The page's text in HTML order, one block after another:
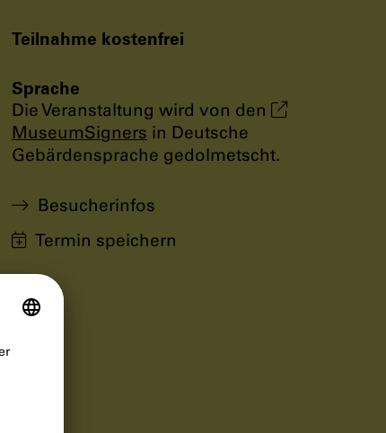
Teilnahme kostenfrei
Sprache
Die Veranstaltung wird von den
MuseumSigners in Deutsche
Gebärdensprache gedolmetscht.
Besucherinfos
Termin speichern